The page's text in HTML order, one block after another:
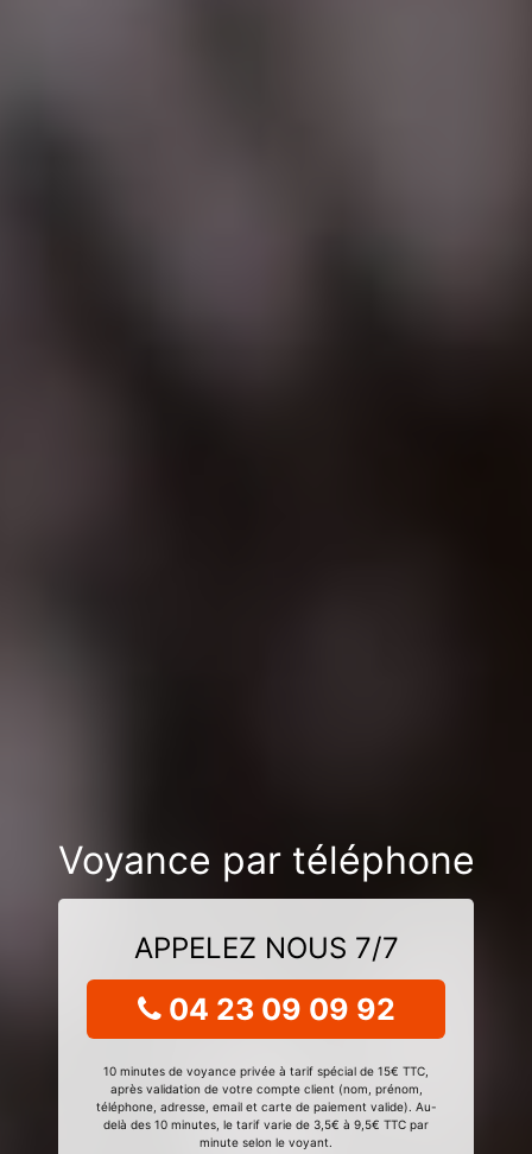
Voyance par téléphone
APPELEZ NOUS 7/7
04 23 09 09 92
10 minutes de voyance privée à tarif spécial de 15€ TTC,
après validation de votre compte client (nom, prénom,
téléphone, adresse, email et carte de paiement valide). Au-
delà des 10 minutes, le tarif varie de 3,5€ à 9,5€ TTC par
minute selon le voyant.